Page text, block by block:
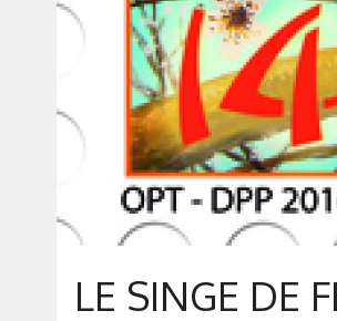
LE SINGE DE